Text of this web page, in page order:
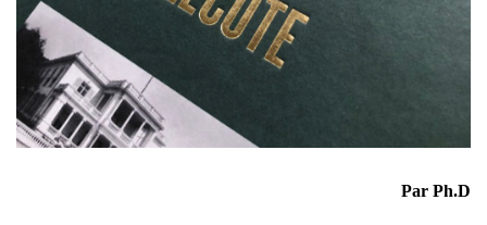
Par Ph.D